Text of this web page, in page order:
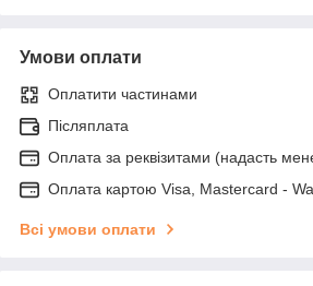
Умови оплати
Оплатити частинами
Післяплата
Оплата за реквізитами (надасть
Оплата картою Visa, Mastercard -
Всі умови оплати